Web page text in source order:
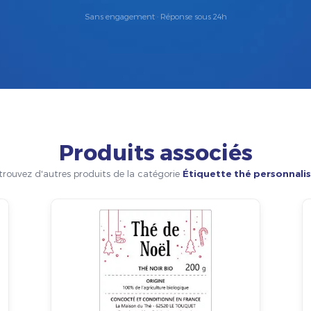
Sans engagement · Réponse sous 24h
Produits associés
d'autres produits de la catégorie Étiquette thé